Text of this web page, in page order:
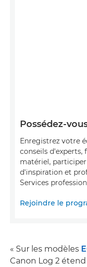
Possédez-
Enregistrez votre
conseils
matériel,
d'inspiration et
Services
Rejoindre le
« Sur les modèles
Canon Log 2